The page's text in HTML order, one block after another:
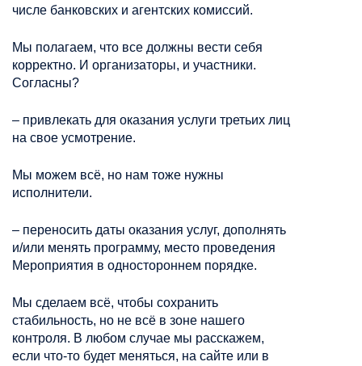
числе банковских и агентских комиссий.
Мы полагаем, что все должны вести себя
корректно. И организаторы, и участники.
Согласны?
– привлекать для оказания услуги третьих лиц
на свое усмотрение.
Мы можем всё, но нам тоже нужны
исполнители.
– переносить даты оказания услуг, дополнять
и/или менять программу, место проведения
Мероприятия в одностороннем порядке.
Мы сделаем всё, чтобы сохранить
стабильность, но не всё в зоне нашего
контроля. В любом случае мы расскажем,
если что-то будет меняться, на сайте или в